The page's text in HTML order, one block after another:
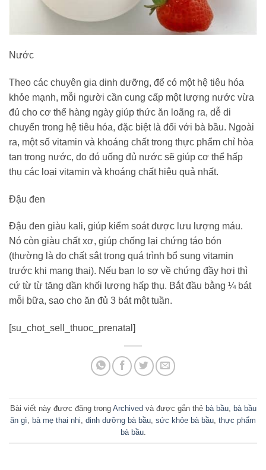
Nước
Theo các chuyên gia dinh dưỡng, để có một hệ tiêu hóa
khỏe mạnh, mỗi người cần cung cấp một lượng nước vừa
đủ cho cơ thể hàng ngày giúp thức ăn loãng ra, dễ di
chuyển trong hệ tiêu hóa, đặc biệt là đối với bà bầu. Ngoài
ra, một số vitamin và khoáng chất trong thực phẩm chỉ hòa
tan trong nước, do đó uống đủ nước sẽ giúp cơ thể hấp
thụ các loại vitamin và khoáng chất hiệu quả nhất.
Đậu đen
Đậu đen giàu kali, giúp kiểm soát được lưu lượng máu.
Nó còn giàu chất xơ, giúp chống lại chứng táo bón
(thường là do chất sắt trong quá trình bổ sung vitamin
trước khi mang thai). Nếu bạn lo sợ về chứng đầy hơi thì
cứ từ từ tăng dần khối lượng hấp thụ. Bắt đầu bằng ¼ bát
mỗi bữa, sao cho ăn đủ 3 bát một tuần.
[su_chot_sell_thuoc_prenatal]
Bài viết này được đăng trong Archivedvà được gắn thẻ bà bầu, bà bầu
ăn gì bà mẹ thai nhi dinh dưỡng bà bầu sức khỏe bà bầu thực phẩm
bà bầu.